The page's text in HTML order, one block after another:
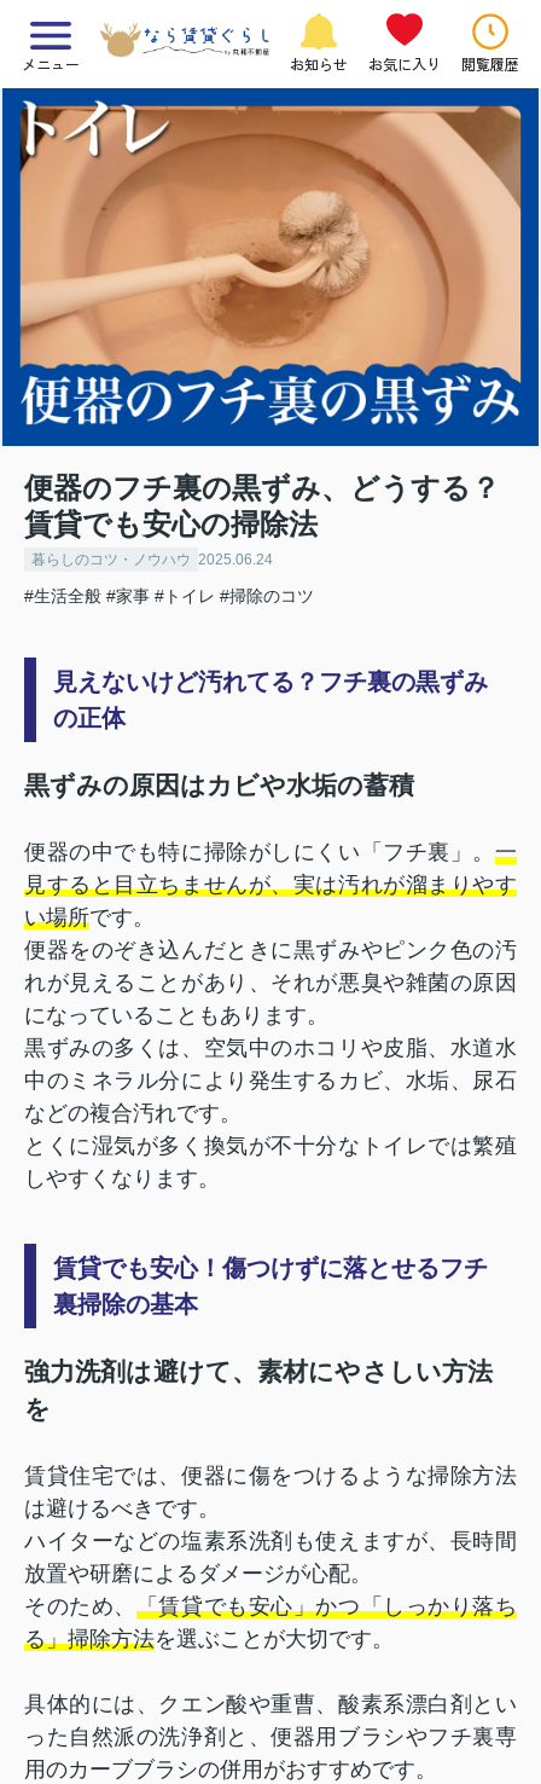
メニュー お知らせ お気に入り 閲覧履歴
便器のフチ裏の黒ずみ、どうする？
賃貸でも安心の掃除法
暮らしのコツ・ノウハウ 2025.06.24
#生活全般 #家事 #トイレ #掃除のコツ
見えないけど汚れてる？フチ裏の黒ずみ
の正体
黒ずみの原因はカビや水垢の蓄積
便器の中でも特に掃除がしにくい「フチ裏」。 一
見すると目立ちませんが、実は汚れが溜まりやす
い場所です。
便器をのぞき込んだときに黒ずみやピンク色の汚
れが見えることがあり、それが悪臭や雑菌の原因
になっていることもあります。
黒ずみの多くは、空気中のホコリや皮脂、水道水
中のミネラル分により発生するカビ、水垢、尿石
などの複合汚れです。
とくに湿気が多く換気が不十分なトイレでは繁殖
しやすくなります。
賃貸でも安心！傷つけずに落とせるフチ
裏掃除の基本
強力洗剤は避けて、素材にやさしい方法
を
賃貸住宅では、便器に傷をつけるような掃除方法
は避けるべきです。
ハイターなどの塩素系洗剤も使えますが、長時間
放置や研磨によるダメージが心配。
そのため、 「賃貸でも安心」かつ「しっかり落ち
る」掃除方法を選ぶことが大切です。
具体的には、クエン酸や重曹、酸素系漂白剤とい
った自然派の洗浄剤と、便器用ブラシやフチ裏専
用のカーブブラシの併用がおすすめです。